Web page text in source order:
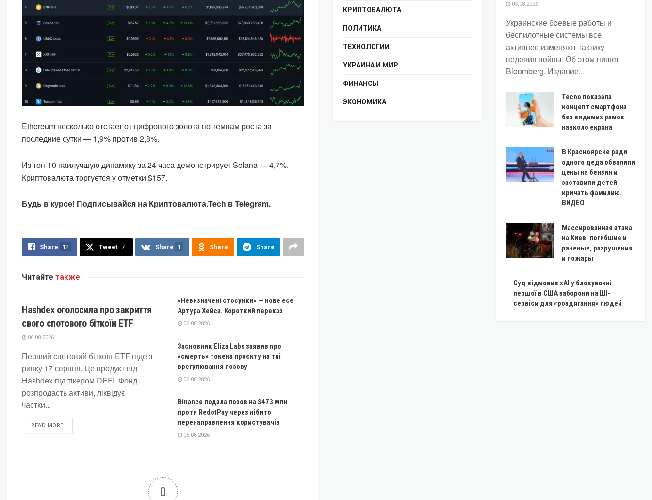
Ethereum несколько отстает от цифрового золота по темпам роста за
последние сутки — 1,9% против 2,8%.
Из топ-10 наилучшую динамику за 24 часа демонстрирует Solana — 4,7%.
Криптовалюта торгуется у отметки $157.
Будь в курсе! Подписывайся на Криптовалюта.Tech в Telegram.
Share 12 Tweet 7 Share 1 Share Share
Читайте также
Hashdex оголосила про закриття
свого спотового біткоїн ETF
06.08.2026
Перший спотовий біткоїн-ETF піде з
ринку 17 серпня. Це продукт від
Hashdex під тікером DEFI. Фонд
розпродасть активи, ліквідує
частки...
READ MOREDETAILS
«Невизначені стосунки» — нове есе
Артура Хейса. Короткий переказ
06.08.2026
Засновник Eliza Labs заявив про
«смерть» токена проєкту на тлі
врегулювання позову
06.08.2026
Binance подала позов на $473 млн
проти RedotPay через нібито
перенаправлення користувачів
05.08.2026
0
КРИПТОВАЛЮТА
ПОЛИТИКА
ТЕХНОЛОГИИ
УКРАИНА И МИР
ФИНАНСЫ
ЭКОНОМИКА
05.08.2026
Украинские боевые работы и
беспилотные системы все
активнее изменяют тактику
ведения войны. Об этом пишет
Bloomberg. Издание...
Tecno показала
концепт смартфона
без видимих рамок
навколо екрана
В Красноярске ради
одного деда обвалили
цены на бензин и
заставили детей
кричать фамилию.
ВИДЕО
Массированная атака
на Киев: погибшие и
раненые, разрушения
и пожары
Суд відмовив xAI у блокуванні
першої в США заборони на ШІ-
сервіси для «роздягання» людей